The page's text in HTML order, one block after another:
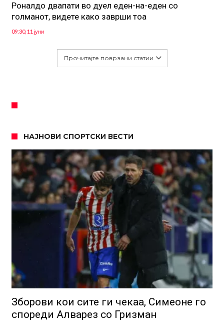
Роналдо двапати во дуел еден-на-еден со
голманот, видете како заврши тоа
09:30, 11 јуни
Прочитајте поврзани статии
НАЈНОВИ СПОРТСКИ ВЕСТИ
Зборови кои сите ги чекаа, Симеоне го
спореди Алварез со Гризман